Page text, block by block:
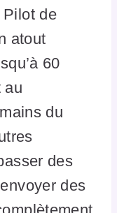
de
atout
60
au
du
des
des